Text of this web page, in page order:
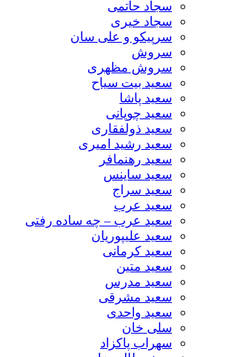
سجاد حاتمی
سجاد خیری
سرپیکو و علی سان
سروش
سروش مظهری
سعید بیت سیاح
سعید پاشا
سعید چوپانی
سعید ذولفقاری
سعید رشید امیری
سعید رهنمافر
سعید ساینس
سعید سراج
سعید عرب
سعید عرب – چه ساده رفتی
سعید علیپوریان
سعید کرمانی
سعید متین
سعید مدرس
سعید مشرقی
سعید واحدی
سلی خان
سهراب پاکزاد